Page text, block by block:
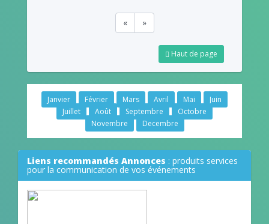
« »
Haut de page
Janvier Février Mars Avril Mai
Juin
Juillet
Août Septembre
Octobre
Novembre
Decembre
Liens recommandés Annonces : produits services
pour la communication de vos événements